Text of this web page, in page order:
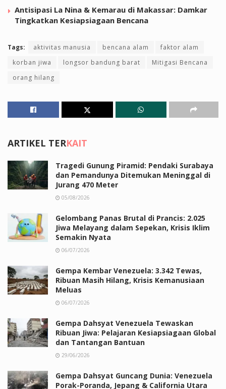
Antisipasi La Nina & Kemarau di Makassar: Damkar
Tingkatkan Kesiapsiagaan Bencana
Tags: aktivitas manusia bencana alam
faktor alam
korban jiwa
longsor bandung barat
Mitigasi Bencana
orang hilang
ARTIKEL TERKAIT
Tragedi Gunung Piramid: Pendaki Surabaya
dan Pemandunya Ditemukan Meninggal di
Jurang 470 Meter
05/08/2026
Gelombang Panas Brutal di Prancis: 2.025
Jiwa Melayang dalam Sepekan, Krisis Iklim
Semakin Nyata
06/07/2026
Gempa Kembar Venezuela: 3.342 Tewas,
Ribuan Masih Hilang, Krisis Kemanusiaan
Meluas
06/07/2026
Gempa Dahsyat Venezuela Tewaskan
Ribuan Jiwa: Pelajaran Kesiapsiagaan Global
dan Tantangan Bantuan
29/06/2026
Gempa Dahsyat Guncang Dunia: Venezuela
Porak-Poranda, Jepang & California Utara